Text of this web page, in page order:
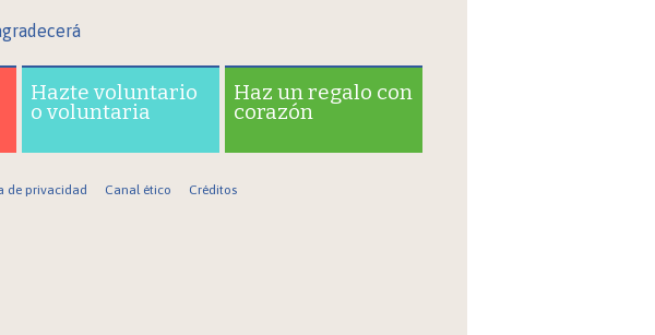
Hazte voluntario
o voluntaria
Haz un regalo con
corazón
de privacidad Canal ético Créditos